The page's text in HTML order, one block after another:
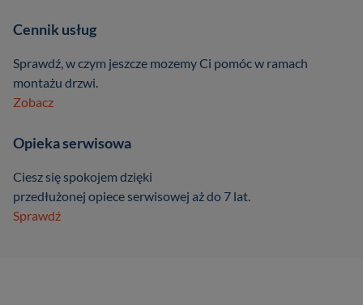
Cennik usług
Sprawdź, w czym jeszcze mozemy Ci pomóc w ramach
montażu drzwi.
Zobacz
Opieka serwisowa
Ciesz się spokojem dzięki
przedłużonej opiece serwisowej aż do 7 lat.
Sprawdź